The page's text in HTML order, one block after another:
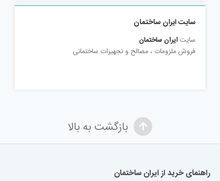
سایت ایران ساختمان
سایتایران ساختمان
فروش ملزومات ، مصالح و تجهیزات ساختمانی
بازگشت به بالا
راهنمای خرید از ایران ساختمان